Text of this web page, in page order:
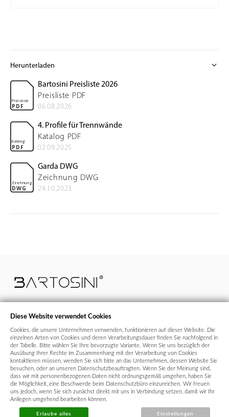
Herunterladen expand_more
Preisliste
PDF
Bartosini Preisliste 2026
Preisliste PDF
06.08.2026
Katalog
PDF
4. Profile für Trennwände
Katalog PDF
02.09.2025
Zeichnung
DWG
Garda DWG
Zeichnung DWG
24.10.2023
+43 664 99 640 700 bestellungen@bartosini.at
USt-IdNr / UID:CZ28642147
Vertriebsbüro:Chotěbuzská 484, 735 61 Chotěbuz, Tschechische
Republik
Firmensitz:Husitská 344/63, 130 00 Praha 3 - Žižkov, Tschechische
Diese Website verwendet Cookies
Cookies, die unsere Unternehmen verwenden, funktionieren auf dieser Website. Die
einzelnen Arten von Cookies und deren Verarbeitungsdauer finden Sie nachfolgend in
der Tabelle. Bitte wählen Sie Ihre bevorzugte Variante. Wenn Sie uns bezüglich der
Ausübung Ihrer Rechte im Zusammenhang mit der Verarbeitung von Cookies
kontaktieren müssen, wenden Sie sich bitte an das Unternehmen, dessen Website Sie
besuchen, oder an unseren Datenschutzbeauftragten. Wenn Sie der Meinung sind,
dass wir mit personenbezogenen Daten nicht ordnungsgemäß umgehen, haben Sie
die Möglichkeit, eine Beschwerde beim Datenschutzbüro einzureichen. Wir freuen
uns jedoch, wenn Sie sich zunächst direkt mit uns in Verbindung setzen, damit wir Ihr
Anliegen umgehend bearbeiten können.
Erlaube alles Einstellungen